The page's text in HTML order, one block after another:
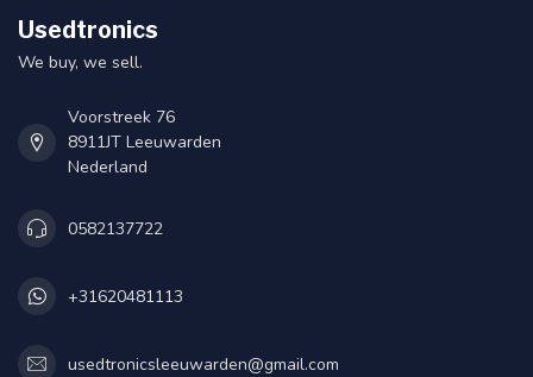
Usedtronics
We buy, we sell.
Voorstreek 76
8911JT Leeuwarden
Nederland
0582137722
+31620481113
usedtronicsleeuwarden@gmail.com